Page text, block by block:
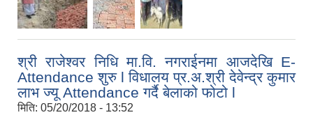
श्री राजेश्वर निधि मा.वि. नगराईनमा आजदेखि E-
Attendance शुरु l विधालय प्र.अ.श्री देवेन्द्र कुमार
लाभ ज्यू Attendance गर्दै बेलाको फोटो l
मिति: 05/20/2018 - 13:52